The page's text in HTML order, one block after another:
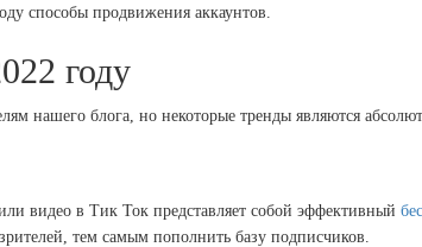
способы продвижения аккаунтов.
году
нашего блога, но некоторые тренды являются
видео в Тик Ток представляет собой эффективный
тем самым пополнить базу подписчиков.